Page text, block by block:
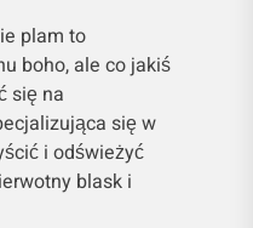
plam to
boho, ale co jakiś
się na
się w
i odświeżyć
blask i